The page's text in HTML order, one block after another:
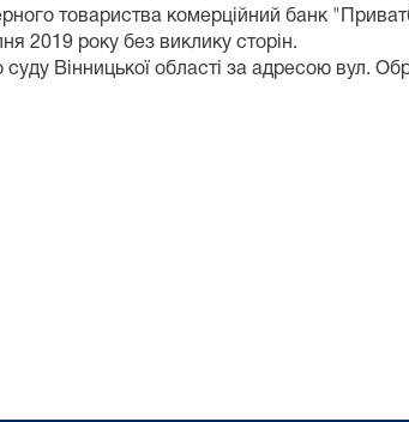
товариства комерційний банк
2019 року без виклику сторін.
Вінницької області за адресою вул.